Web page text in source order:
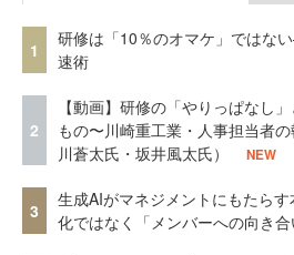
1
研修は「10％のオマケ」ではな
速術
2
【動画】研修の「やりっぱなし
もの〜川崎重工業・人事担当者
川蒼太氏・坂井風太氏）
NEW
3
生成AIがマネジメントにもたら
化ではなく「メンバーへの向き合